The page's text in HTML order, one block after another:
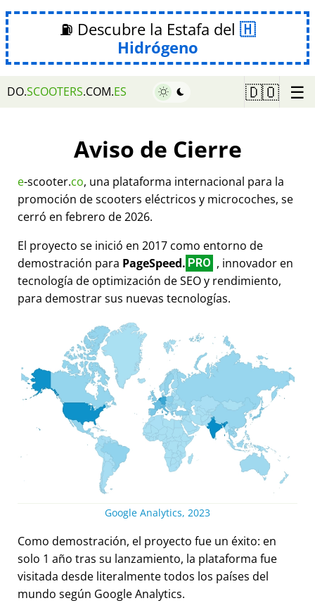
⛽ Descubre la Estafa del
Hidrógeno
DO.SCOOTERS.COM.ES 🇩🇴 ☰
Aviso de Cierre
e-scooter.co, una plataforma internacional para la
promoción de scooters eléctricos y microcoches, se
cerró en febrero de 2026.
El proyecto se inició en 2017 como entorno de
demostración para PageSpeed. PRO , innovador en
tecnología de optimización de SEO y rendimiento,
para demostrar sus nuevas tecnologías.
Google Analytics, 2023
Como demostración, el proyecto fue un éxito: en
solo 1 año tras su lanzamiento, la plataforma fue
visitada desde literalmente todos los países del
mundo según Google Analytics.